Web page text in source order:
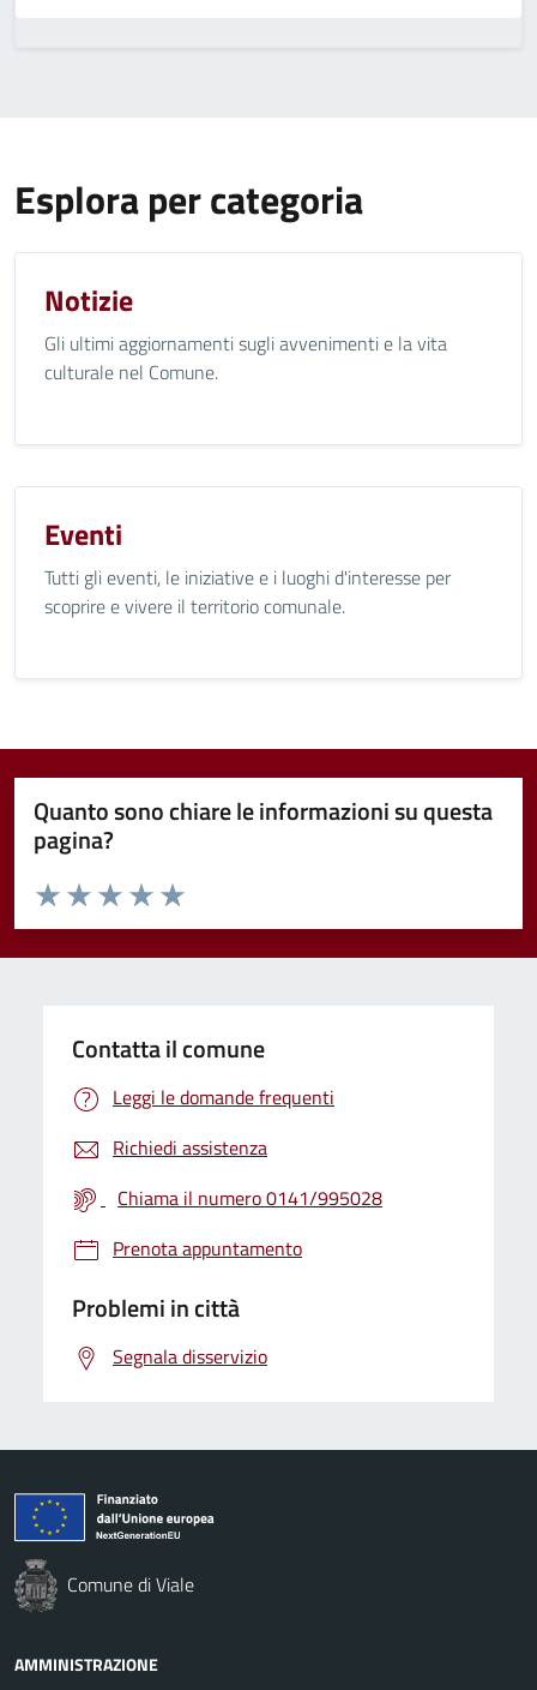
Esplora per categoria
Notizie
Gli ultimi aggiornamenti sugli avvenimenti e la vita
culturale nel Comune.
Eventi
Tutti gli eventi, le iniziative e i luoghi d'interesse per
scoprire e vivere il territorio comunale.
Quanto sono chiare le informazioni su questa
pagina?
Valuta da 1 a 5 stelle la pagina
Valuta 5 stelle su 5
Valuta 4 stelle su 5
Valuta 3 stelle su 5
Valuta 2 stelle su 5
Valuta 1 stelle su 5
Contatta il comune
Leggi le domande frequenti
Richiedi assistenza
Chiama il numero 0141/995028
Prenota appuntamento
Problemi in città
Segnala disservizio
Comune di Viale
AMMINISTRAZIONE